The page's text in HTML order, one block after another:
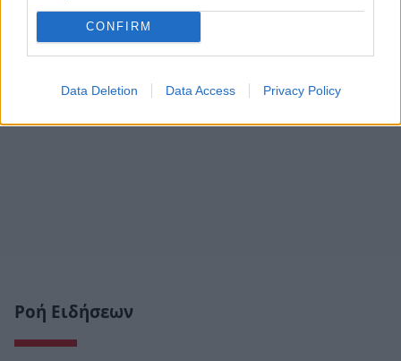
CONFIRM
Data Deletion Data Access Privacy Policy
Ροή Ειδήσεων